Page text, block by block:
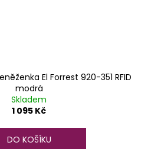
El Forrest 920-351 RFID
modrá
Skladem
1 095 Kč
DO KOŠÍKU